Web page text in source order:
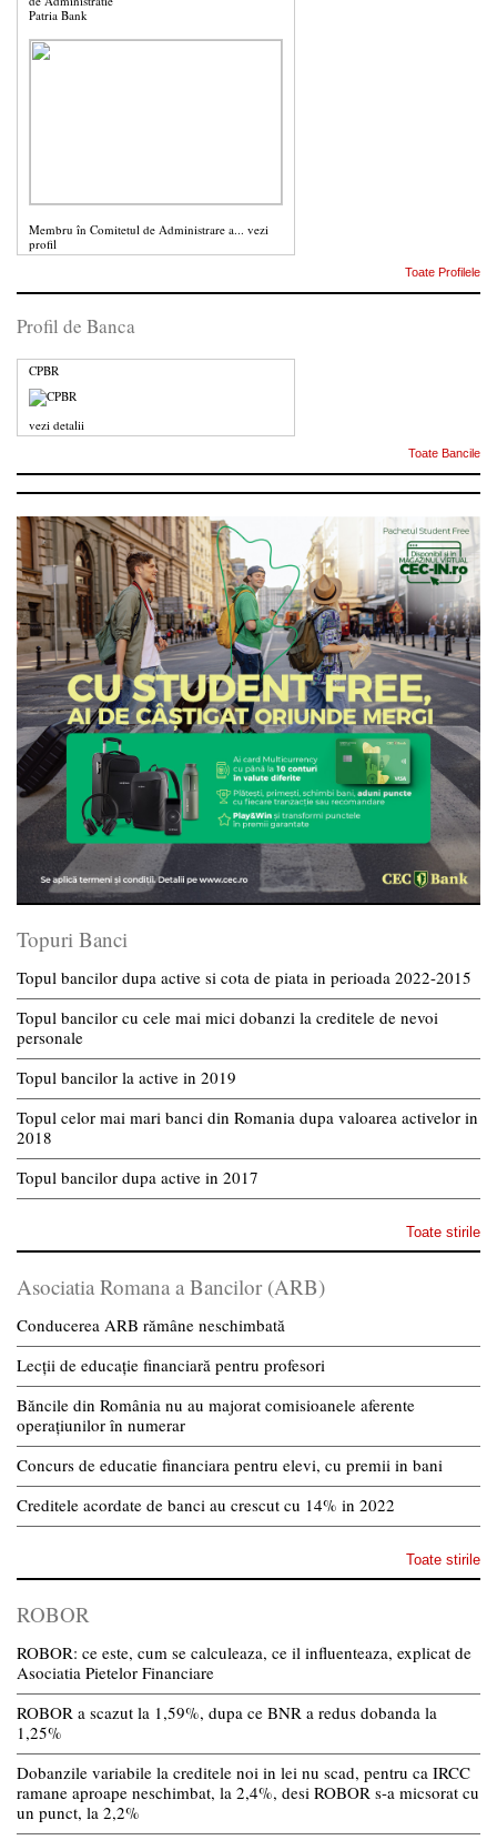
Patria Bank
Membru în Comitetul de Administrare a... vezi
profil
Toate Profilele
Profil de Banca
CPBR
vezi detalii
Toate Bancile
Topuri Banci
Topul bancilor dupa active si cota de piata in perioada 2022-2015
Topul bancilor cu cele mai mici dobanzi la creditele de nevoi
personale
Topul bancilor la active in 2019
Topul celor mai mari banci din Romania dupa valoarea activelor in
2018
Topul bancilor dupa active in 2017
Toate stirile
Asociatia Romana a Bancilor (ARB)
Conducerea ARB rămâne neschimbată
Lecții de educație financiară pentru profesori
Băncile din România nu au majorat comisioanele aferente
operațiunilor în numerar
Concurs de educatie financiara pentru elevi, cu premii in bani
Creditele acordate de banci au crescut cu 14% in 2022
Toate stirile
ROBOR
ROBOR: ce este, cum se calculeaza, ce il influenteaza, explicat de
Asociatia Pietelor Financiare
ROBOR a scazut la 1,59%, dupa ce BNR a redus dobanda la
1,25%
Dobanzile variabile la creditele noi in lei nu scad, pentru ca IRCC
ramane aproape neschimbat, la 2,4%, desi ROBOR s-a micsorat cu
un punct, la 2,2%